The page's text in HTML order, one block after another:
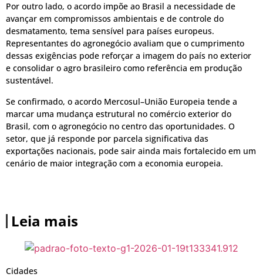
Por outro lado, o acordo impõe ao Brasil a necessidade de
avançar em compromissos ambientais e de controle do
desmatamento, tema sensível para países europeus.
Representantes do agronegócio avaliam que o cumprimento
dessas exigências pode reforçar a imagem do país no exterior
e consolidar o agro brasileiro como referência em produção
sustentável.
Se confirmado, o acordo Mercosul–União Europeia tende a
marcar uma mudança estrutural no comércio exterior do
Brasil, com o agronegócio no centro das oportunidades. O
setor, que já responde por parcela significativa das
exportações nacionais, pode sair ainda mais fortalecido em um
cenário de maior integração com a economia europeia.
Leia mais
Cidades